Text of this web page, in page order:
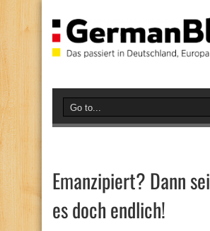
Emanzipiert? Dann sei
es doch endlich!